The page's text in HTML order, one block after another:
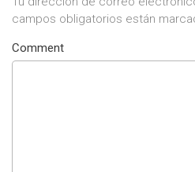
campos obligatorios están
Comment